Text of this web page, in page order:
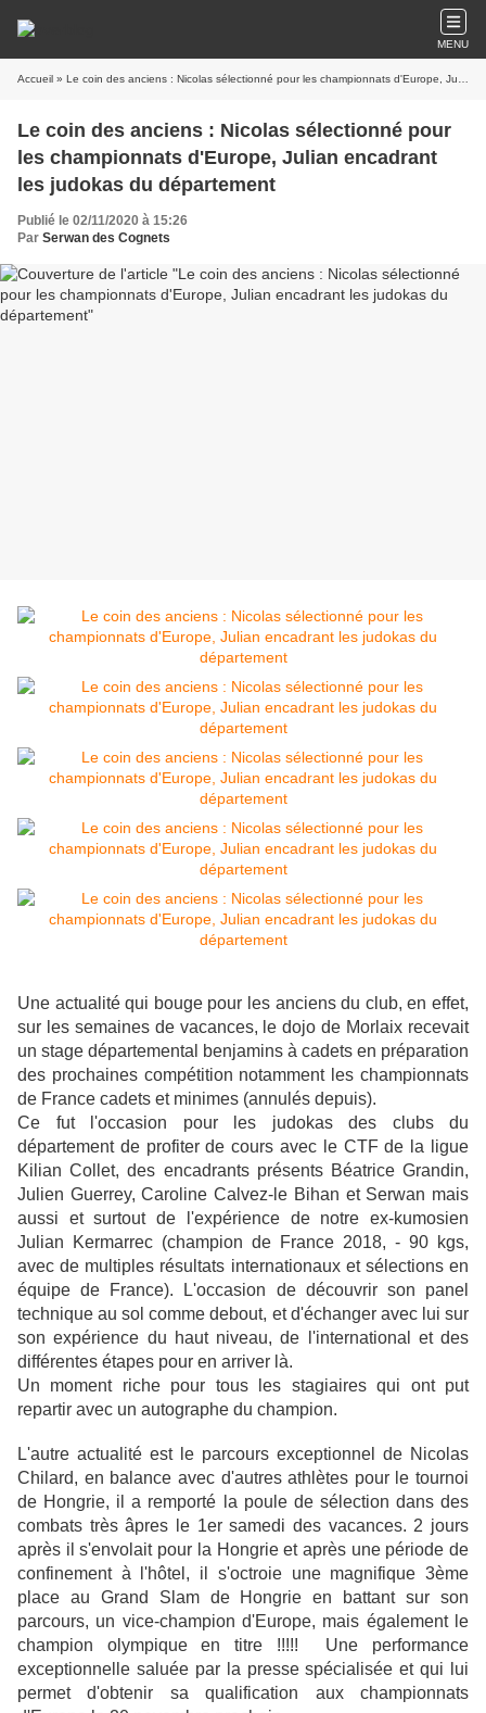
MENU
Accueil » Le coin des anciens : Nicolas sélectionné pour les championnats d'Europe, Julian encadrant les judokas du département
Le coin des anciens : Nicolas sélectionné pour
les championnats d'Europe, Julian encadrant
les judokas du département
Publié le 02/11/2020 à 15:26
Par Serwan des Cognets
Une actualité qui bouge pour les anciens du club, en effet,
sur les semaines de vacances, le dojo de Morlaix recevait
un stage départemental benjamins à cadets en préparation
des prochaines compétition notamment les championnats
de France cadets et minimes (annulés depuis).
Ce fut l'occasion pour les judokas des clubs du
département de profiter de cours avec le CTF de la ligue
Kilian Collet, des encadrants présents Béatrice Grandin,
Julien Guerrey, Caroline Calvez-le Bihan et Serwan mais
aussi et surtout de l'expérience de notre ex-kumosien
Julian Kermarrec (champion de France 2018, - 90 kgs,
avec de multiples résultats internationaux et sélections en
équipe de France). L'occasion de découvrir son panel
technique au sol comme debout, et d'échanger avec lui sur
son expérience du haut niveau, de l'international et des
différentes étapes pour en arriver là.
Un moment riche pour tous les stagiaires qui ont put
repartir avec un autographe du champion.
L'autre actualité est le parcours exceptionnel de Nicolas
Chilard, en balance avec d'autres athlètes pour le tournoi
de Hongrie, il a remporté la poule de sélection dans des
combats très âpres le 1er samedi des vacances. 2 jours
après il s'envolait pour la Hongrie et après une période de
confinement à l'hôtel, il s'octroie une magnifique 3ème
place au Grand Slam de Hongrie en battant sur son
parcours, un vice-champion d'Europe, mais également le
champion olympique en titre !!!!! Une performance
exceptionnelle saluée par la presse spécialisée et qui lui
permet d'obtenir sa qualification aux championnats